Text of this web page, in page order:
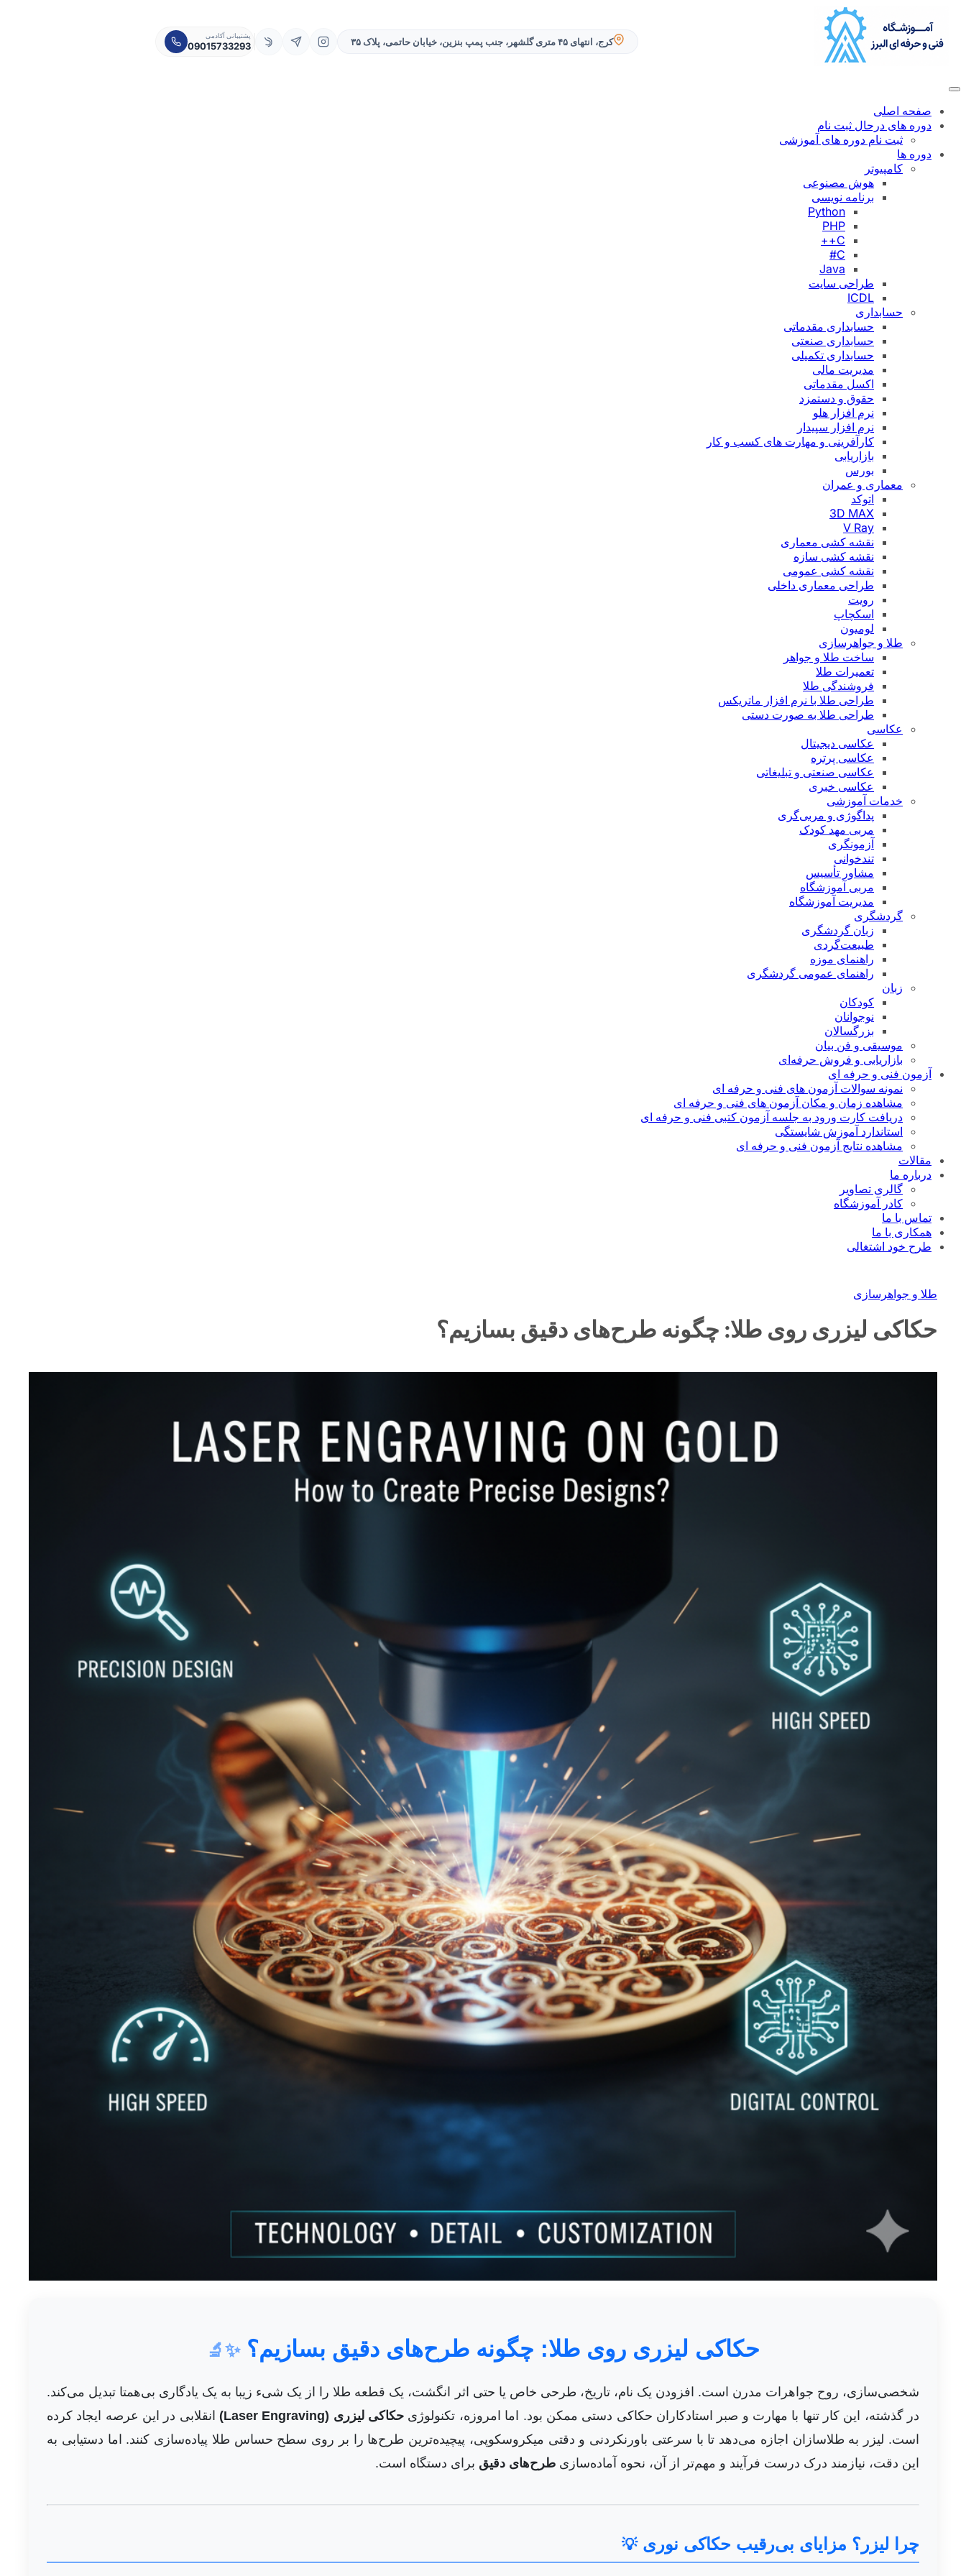
محتوا
کرج، انتهای ۴۵ متری گلشهر، جنب پمپ بنزین، خیابان حاتمی، پلاک ۳۵
پشتیبانی آکادمی
09015733293
صفحه اصلی
دوره های درحال ثبت نام
ثبت نام دوره های آموزشی
دوره ها
کامپیوتر
هوش مصنوعی
برنامه نویسی
Python
PHP
C++
C#
Java
طراحی سایت
ICDL
حسابداری
حسابداری مقدماتی
حسابداری صنعتی
حسابداری تکمیلی
مدیریت مالی
اکسل مقدماتی
حقوق و دستمزد
نرم افزار هلو
نرم افزار سپیدار
کارآفرینی و مهارت های کسب و کار
بازاریابی
بورس
معماری و عمران
اتوکد
3D MAX
V Ray
نقشه کشی معماری
نقشه کشی سازه
نقشه کشی عمومی
طراحی معماری داخلی
رویت
اسکچاپ
لومیون
طلا و جواهرسازی
ساخت طلا و جواهر
تعمیرات طلا
فروشندگی طلا
طراحی طلا با نرم افزار ماتریکس
طراحی طلا به صورت دستی
عکاسی
عکاسی دیجیتال
عکاسی پرتره
عکاسی صنعتی و تبلیغاتی
عکاسی خبری
خدمات آموزشی
پداگوژی و مربی‌گری
مربی مهد کودک
آزمونگری
تندخوانی
مشاور تأسیس
مربی آموزشگاه
مدیریت آموزشگاه
گردشگری
زبان گردشگری
طبیعت‌گردی
راهنمای موزه
راهنمای عمومی گردشگری
زبان
کودکان
نوجوانان
بزرگسالان
موسیقی و فن بیان
بازاریابی و فروش حرفه‌ای
آزمون فنی و حرفه ای
نمونه سوالات آزمون های فنی و حرفه ای
مشاهده زمان و مکان آزمون های فنی و حرفه ای
دریافت کارت ورود به جلسه آزمون کتبی فنی و حرفه ای
استاندارد آموزش شایستگی
مشاهده نتایج آزمون فنی و حرفه ای
مقالات
درباره ما
گالری تصاویر
کادر آموزشگاه
تماس با ما
همکاری با ما
طرح خود اشتغالی
طلا و جواهرسازی
حکاکی لیزری روی طلا: چگونه طرح‌های دقیق بسازیم؟
حکاکی لیزری روی طلا: چگونه طرح‌های دقیق بسازیم؟✨🔬
شخصی‌سازی، روح جواهرات مدرن است. افزودن یک نام، تاریخ، طرحی خاص یا حتی اثر انگشت، یک قطعه طلا را از یک شیء زیبا به یک یادگاری بی‌همتا تبدیل می‌کند.
در گذشته، این کار تنها با مهارت و صبر استادکاران حکاکی دستی ممکن بود. اما امروزه، تکنولوژی حکاکی لیزری (Laser Engraving)
انقلابی در این عرصه ایجاد کرده
است. لیزر به طلاسازان اجازه می‌دهد تا با سرعتی باورنکردنی و دقتی میکروسکوپی، پیچیده‌ترین طرح‌ها را بر روی سطح حساس طلا پیاده‌سازی کنند. اما دستیابی به
این دقت، نیازمند درک درست فرآیند و مهم‌تر از آن، نحوه آماده‌سازی طرح‌های دقیق برای دستگاه است.
چرا لیزر؟ مزایای بی‌رقیب حکاکی نوری💡